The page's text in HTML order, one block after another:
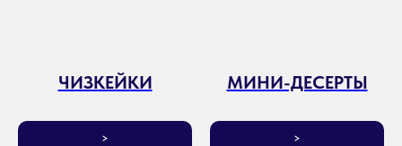
ЧИЗКЕЙКИ
>
МИНИ-ДЕСЕРТЫ
>